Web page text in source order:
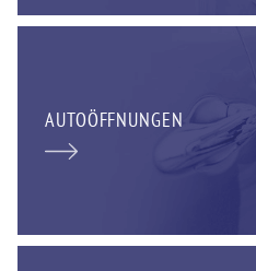
AUTOÖFFNUNGEN